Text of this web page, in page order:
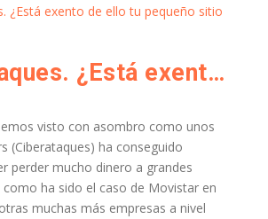
Ciberataques. ¿Está exento de ello tu pequeño sitio web?
visto con asombro como unos
(Ciberataques) ha conseguido
perder mucho dinero a grandes
ha sido el caso de Movistar en
muchas más empresas a nivel